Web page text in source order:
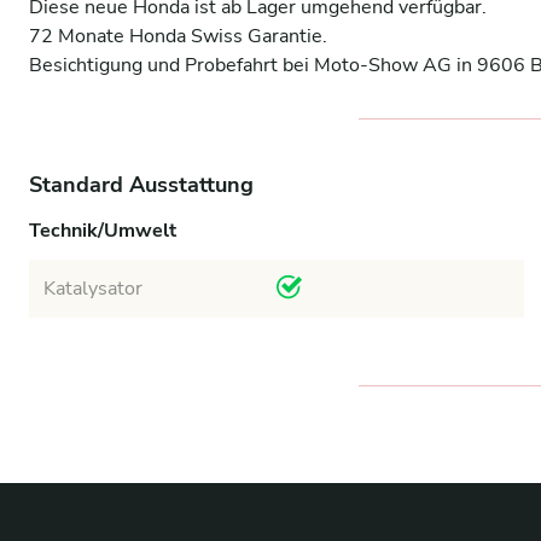
Diese neue Honda ist ab Lager umgehend verfügbar.
72 Monate Honda Swiss Garantie.
Besichtigung und Probefahrt bei Moto-Show AG in 9606
Standard Ausstattung
Technik/Umwelt
Katalysator